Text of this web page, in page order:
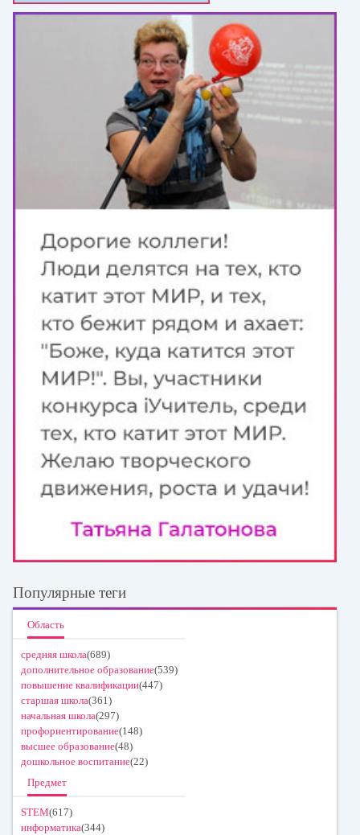
Популярные теги
Область
средняя школа(689)
дополнительное образование(539)
повышение квалификации(447)
старшая школа(361)
начальная школа(297)
профориентирование(148)
высшее образование(48)
дошкольное воспитание(22)
Предмет
STEM(617)
информатика(344)